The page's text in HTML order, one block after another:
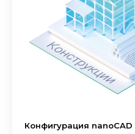
Конфигурация nanoCAD